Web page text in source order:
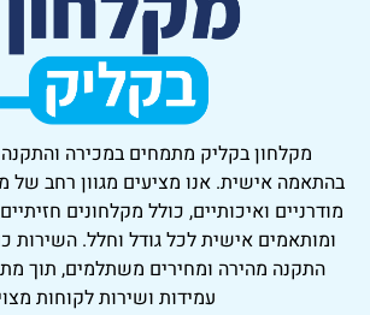
מקלחון בקליקמתמחים במכירה והתקנה
בהתאמה אישית. אנו מציעים מגוון רחב של
מודרניים ואיכותיים, כולל מקלחונים חזיתיים,
ומותאמים אישית לכל גודל וחלל. השירות
התקנה מהירה ומחירים משתלמים, תוך מתן
עמידות ושירות לקוחות מצוין.